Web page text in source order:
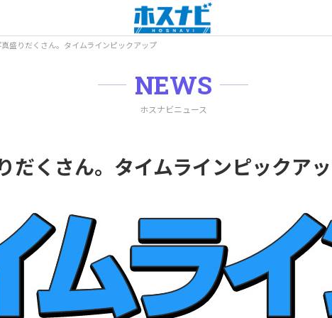
盛りだくさん。タイムラインピックアップ
NEWS
ホスナビニュース
だくさん。タイムラインピックア